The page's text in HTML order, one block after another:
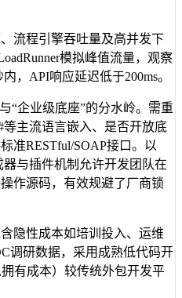
流程引擎吞吐量及高并发下
模拟峰值流量，观察
，API响应延迟低于200ms。
“企业级底座”的分水岭。需重
等主流语言嵌入、是否开放底
准RESTful/SOAP接口。以
与插件机制允许开发团队在
作源码，有效规避了厂商锁
隐性成本如培训投入、运维
调研数据，采用成熟低代码开
有成本）较传统外包开发平